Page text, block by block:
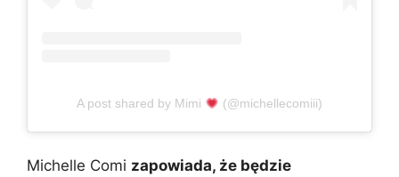
A post shared by Mimi (@michellecomiii)
Michelle Comi zapowiada, że będzie